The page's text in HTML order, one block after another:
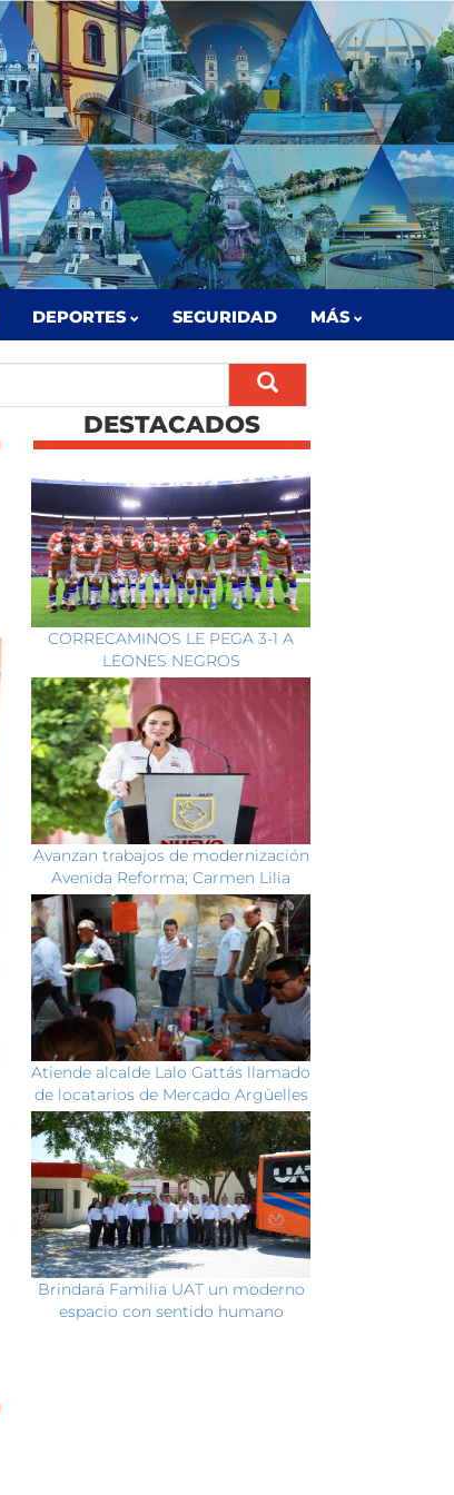
DEPORTES SEGURIDAD MÁS
DESTACADOS
CORRECAMINOS LE PEGA 3-1 A
LEONES NEGROS
Avanzan trabajos de modernización
Avenida Reforma; Carmen Lilia
Atiende alcalde Lalo Gattás llamado
de locatarios de Mercado Argüelles
Brindará Familia UAT un moderno
espacio con sentido humano